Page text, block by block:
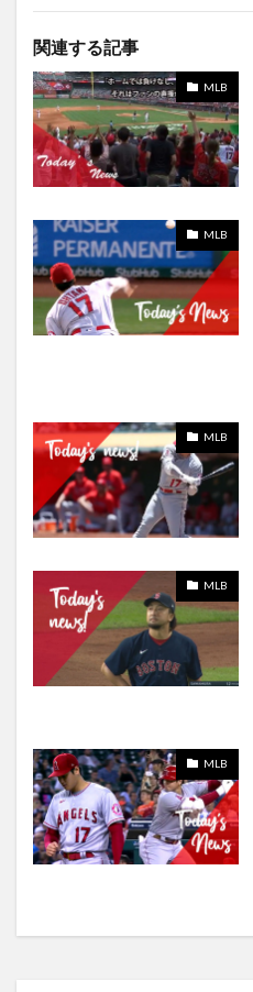
関連する記事
MLB
MLB
MLB
MLB
MLB